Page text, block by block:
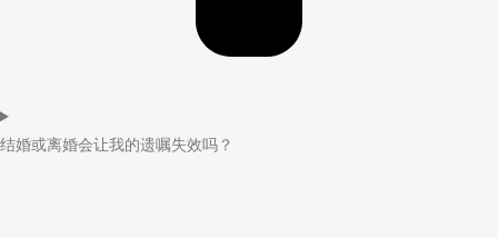
结婚或离婚会让我的遗嘱失效吗？